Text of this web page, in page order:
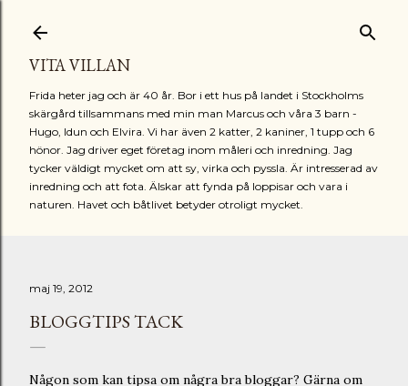
VITA VILLAN
Frida heter jag och är 40 år. Bor i ett hus på landet i Stockholms
skärgård tillsammans med min man Marcus och våra 3 barn -
Hugo, Idun och Elvira. Vi har även 2 katter, 2 kaniner, 1 tupp och 6
hönor. Jag driver eget företag inom måleri och inredning. Jag
tycker väldigt mycket om att sy, virka och pyssla. Är intresserad av
inredning och att fota. Älskar att fynda på loppisar och vara i
naturen. Havet och båtlivet betyder otroligt mycket.
maj 19, 2012
BLOGGTIPS TACK
Någon som kan tipsa om några bra bloggar? Gärna om